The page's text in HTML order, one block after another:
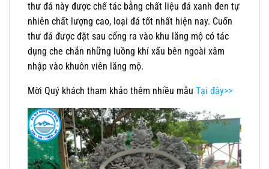
thư đá này được chế tác bằng chất liệu đá xanh đen tự
nhiên chất lượng cao, loại đá tốt nhất hiện nay. Cuốn
thư đá được đặt sau cổng ra vào khu lăng mộ có tác
dụng che chắn những luồng khí xấu bên ngoài xâm
nhập vào khuôn viên lăng mộ.
Mời Quý khách tham khảo thêm nhiều mẫu Tại đây>>